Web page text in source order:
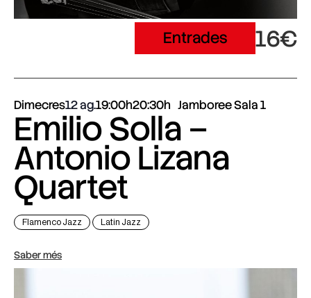
Entrades 16€
Dimecres12 ag.19:00h20:30h Jamboree Sala 1
Emilio Solla –
Antonio Lizana
Quartet
Flamenco Jazz Latin Jazz
Saber més